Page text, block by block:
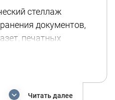
стеллаж
документов,
печатных
Читать далее